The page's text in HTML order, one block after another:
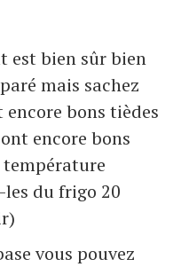
est bien sûr bien
mais sachez
bons tièdes
encore bons
température
du frigo 20
vous pouvez